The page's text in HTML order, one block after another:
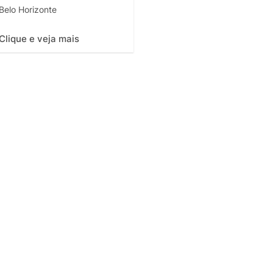
Horizonte
e veja mais